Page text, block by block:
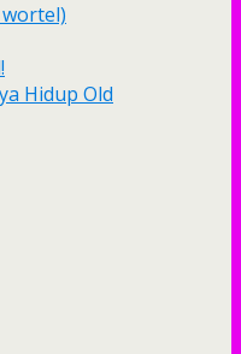
Hidup Old